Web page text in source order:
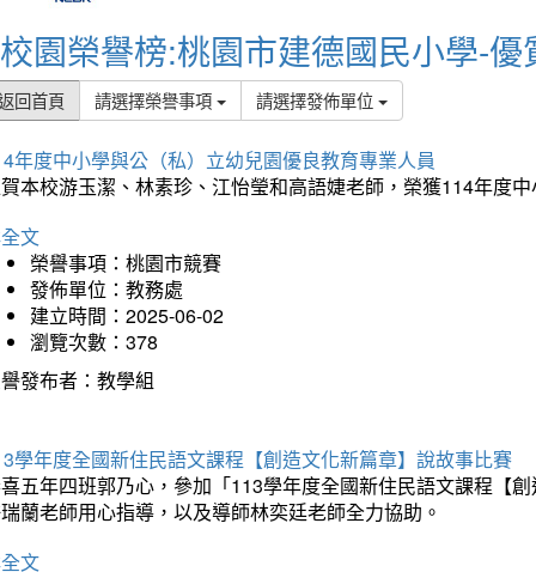
校園榮譽榜:桃園市建德國民小學-優
回首頁 請選擇榮譽事項 請選擇發佈單位
年度中小學與公（私）立幼兒園優良教育專業人員
本校游玉潔、林素珍、江怡瑩和高語婕老師，榮獲114年度
文
榮譽事項：桃園市競賽
發佈單位：教務處
建立時間：2025-06-02
瀏覽次數：378
發布者：教學組
學年度全國新住民語文課程【創造文化新篇章】說故事比賽
五年四班郭乃心，參加「113學年度全國新住民語文課程【
蘭老師用心指導，以及導師林奕廷老師全力協助。
文